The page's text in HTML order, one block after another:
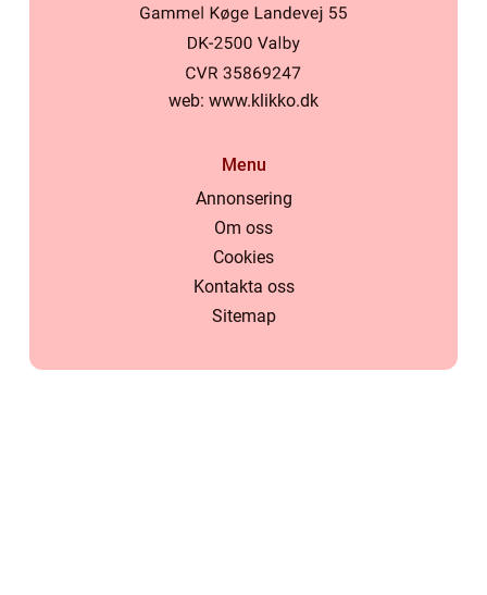
web: www.klikko.dk
Menu
Annonsering
Om oss
Cookies
Kontakta oss
Sitemap